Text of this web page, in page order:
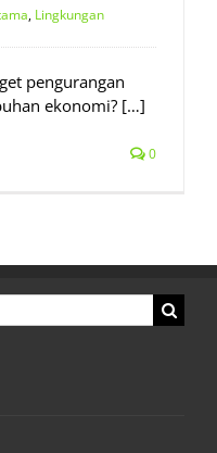
, Lingkungan
pengurangan
ekonomi? […]
0